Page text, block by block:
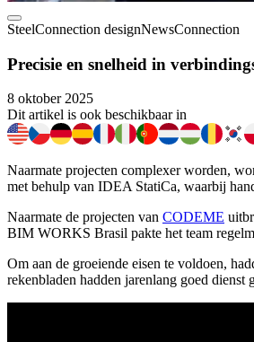
SteelConnection designNewsConnection
Precisie en snelheid in
8 oktober 2025
Dit artikel is ook beschikbaar in
Naarmate projecten complexer worden,
met behulp van IDEA StatiCa, waarbij
Naarmate de projecten van CODEME
BIM WORKS Brasil pakte het team
Om aan de groeiende eisen te voldoen,
rekenbladen hadden jarenlang goed